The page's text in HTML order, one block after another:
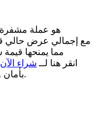
650.67K. انقر هنا لــ شراء الآن
بأمان وسهولة.